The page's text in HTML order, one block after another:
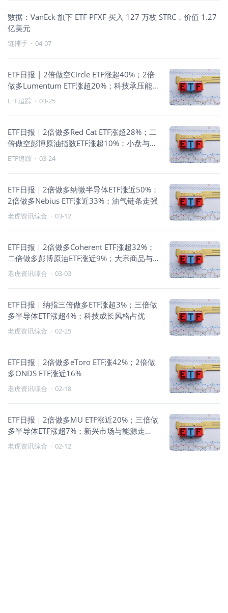
数据：VanEck 旗下 ETF PFXF 买入 127 万枚 STRC，价值 1.27
亿美元
链捕手 · 04-07
ETF日报 | 2倍做空Circle ETF涨超40%；2倍
做多Lumentum ETF涨超20%；科技承压能
源领涨
ETF追踪 · 03-25
ETF日报｜2倍做多Red Cat ETF涨超28%；二
倍做空彭博原油指数ETF涨超10%；小盘与科
技走强
ETF追踪 · 03-24
ETF日报｜2倍做多纳微半导体ETF涨近50%；
2倍做多Nebius ETF涨近33%；油气链条走强
老虎资讯综合 · 03-12
ETF日报｜2倍做多Coherent ETF涨超32%；
二倍做多彭博原油ETF涨近9%；大宗商品与
能源产品相对跑赢
老虎资讯综合 · 03-03
ETF日报｜纳指三倍做多ETF涨超3%；三倍做
多半导体ETF涨超4%；科技成长风格占优
老虎资讯综合 · 02-25
ETF日报｜2倍做多eToro ETF涨42%；2倍做
多ONDS ETF涨近16%
老虎资讯综合 · 02-18
ETF日报｜2倍做多MU ETF涨近20%；三倍做
多半导体ETF涨超7%；新兴市场与能源走
强、金融承压
老虎资讯综合 · 02-12